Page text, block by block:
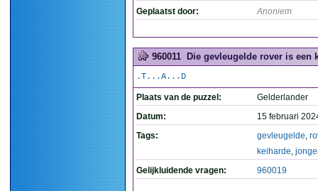
Geplaatst door: Anoniem
960011 Die gevleugelde rover is een
.T...A...D
Plaats van de puzzel:
Gelderlander
Datum:
15 februari
Tags:
gevleugelde,
keiharde,
Gelijkluidende vragen:
960019